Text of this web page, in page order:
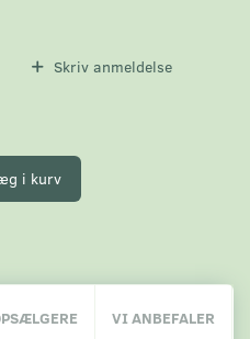
Skriv anmeldelse
i kurv
VI ANBEFALER